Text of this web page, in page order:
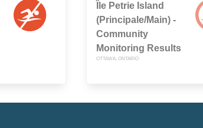
Île Petrie Island
(Principale/Main) -
Community
Monitoring Results
OTTAWA, ONTARIO